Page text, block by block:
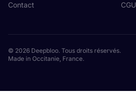
Contact
CGU
© 2026 Deepbloo. Tous droits réservés.
Made in Occitanie, France.